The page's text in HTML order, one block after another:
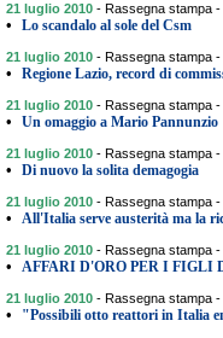
21 luglio 2010 - Rassegna stampa -
• Lo scandalo al sole del Csm
21 luglio 2010 - Rassegna stampa
• Regione Lazio, record di
21 luglio 2010 - Rassegna stampa -
• Un omaggio a Mario Pannunzio
21 luglio 2010 - Rassegna stampa
• Di nuovo la solita demagogia
21 luglio 2010 - Rassegna stampa
• All'Italia serve austerità ma la
21 luglio 2010 - Rassegna stampa
• AFFARI D'ORO PER I FIGLI
21 luglio 2010 - Rassegna stampa
• "Possibili otto reattori in Italia